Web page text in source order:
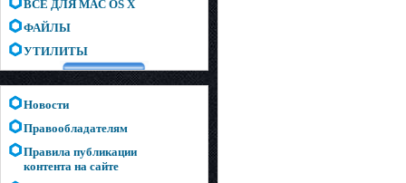
ВСЕ ДЛЯ MAC OS X
ФАЙЛЫ
УТИЛИТЫ
Новости
Правообладателям
Правила публикации
контента на сайте